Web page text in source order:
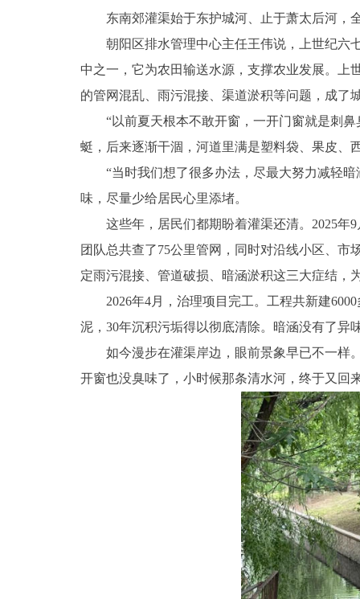
东南郊灌渠始于东护城河、止于萧太后河，
朝阳区排水管理中心主任王伟说，上世纪六
中之一，它为农田输送水源，支撑农业发展。上
的管网混乱、雨污混接、渠道淤积等问题，成了
“以前夏天根本不敢开窗，一开门窗就是刺
蜓，后来逐渐干涸，河道里满是塑料袋、果皮、
“当时我们想了很多办法，尽最大努力减轻
味，尽量少给居民心里添堵。
这些年，居民们都期盼着灌渠还清。2025年
团队总共查了75公里管网，同时对沿线小区、
定雨污混接、管道破损、暗涵淤积这三大症结，
2026年4月，治理项目完工。工程共新建
泥，30年沉积污垢得以彻底清除。暗涵没有了异
如今漫步在灌渠岸边，眼前景象早已不一样
开窗也没臭味了，小时候那条清水河，终于又回